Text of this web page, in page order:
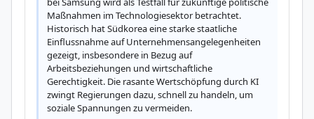
Maßnahmen im Technologiesektor betrachtet.
Historisch hat Südkorea eine starke staatliche
Einflussnahme auf Unternehmensangelegenheiten
gezeigt, insbesondere in Bezug auf
Arbeitsbeziehungen und wirtschaftliche
Gerechtigkeit. Die rasante Wertschöpfung durch KI
zwingt Regierungen dazu, schnell zu handeln, um
soziale Spannungen zu vermeiden.